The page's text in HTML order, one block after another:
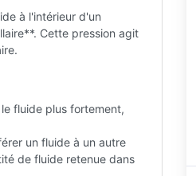
à l'intérieur d'un
Cette pression agit
fluide plus fortement,
un fluide à un autre
de fluide retenue dans